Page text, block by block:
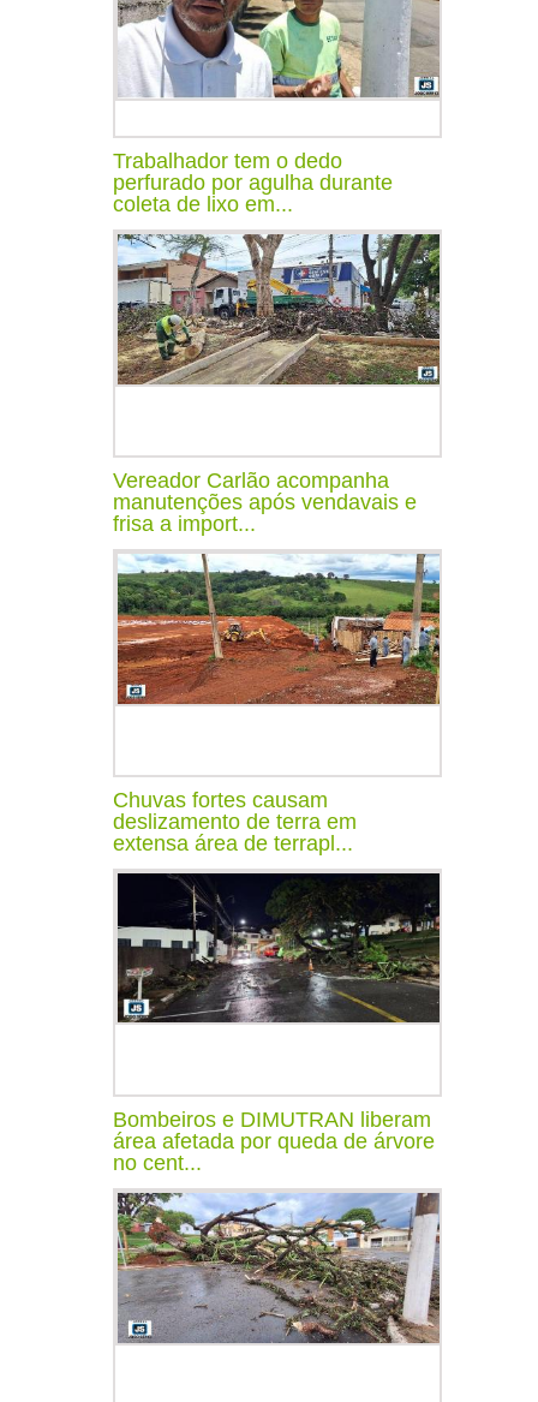
Trabalhador tem o dedo
perfurado por agulha durante
coleta de lixo em...
Vereador Carlão acompanha
manutenções após vendavais e
frisa a import...
Chuvas fortes causam
deslizamento de terra em
extensa área de terrapl...
Bombeiros e DIMUTRAN liberam
área afetada por queda de árvore
no cent...